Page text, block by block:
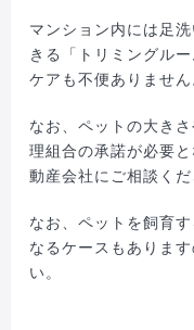
マンション内には足
きる「トリミングル
ケアも不便ありません
なお、ペットの大き
理組合の承諾が必要
動産会社にご相談くだ
なお、ペットを飼育
なるケースもありま
い。